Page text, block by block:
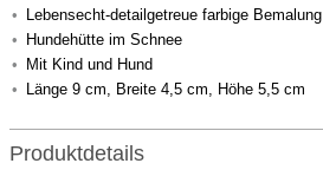
Lebensecht-detailgetreue farbige Bemalung
Hundehütte im Schnee
Mit Kind und Hund
Länge 9 cm, Breite 4,5 cm, Höhe 5,5 cm
Produktdetails